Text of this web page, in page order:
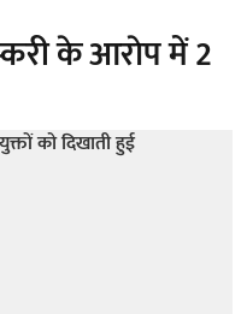
के आराेप में 2